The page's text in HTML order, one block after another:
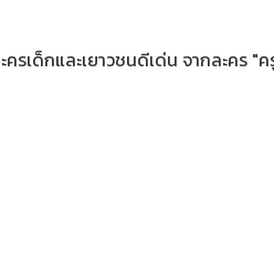
รเด็กและเยาวชนดีเด่น จากละคร "ค